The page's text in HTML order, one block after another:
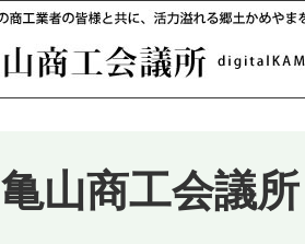
亀山商工会議